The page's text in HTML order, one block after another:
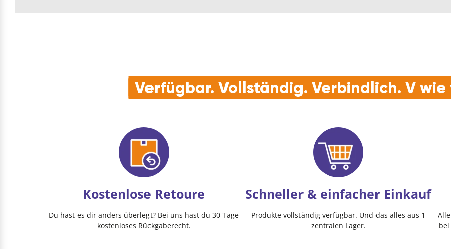
Verfügbar. Vollständig. Verbindlich. V
Kostenlose Retoure
Du hast es dir anders überlegt? Bei uns hast du 30 Tage
kostenloses Rückgaberecht.
Schneller & einfacher Einkauf
Produkte vollständig verfügbar. Und das alles aus 1
zentralen Lager.